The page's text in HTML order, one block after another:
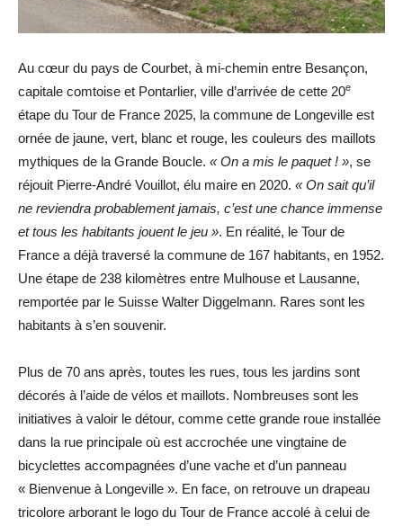
Au cœur du pays de Courbet, à mi-chemin entre Besançon,
capitale comtoise et Pontarlier, ville d’arrivée de cette 20e
étape du Tour de France 2025, la commune de Longeville est
ornée de jaune, vert, blanc et rouge, les couleurs des maillots
mythiques de la Grande Boucle. « On a mis le paquet ! », se
réjouit Pierre-André Vouillot, élu maire en 2020. « On sait qu’il
ne reviendra probablement jamais, c’est une chance immense
et tous les habitants jouent le jeu ». En réalité, le Tour de
France a déjà traversé la commune de 167 habitants, en 1952.
Une étape de 238 kilomètres entre Mulhouse et Lausanne,
remportée par le Suisse Walter Diggelmann. Rares sont les
habitants à s’en souvenir.
Plus de 70 ans après, toutes les rues, tous les jardins sont
décorés à l’aide de vélos et maillots. Nombreuses sont les
initiatives à valoir le détour, comme cette grande roue installée
dans la rue principale où est accrochée une vingtaine de
bicyclettes accompagnées d’une vache et d’un panneau
« Bienvenue à Longeville ». En face, on retrouve un drapeau
tricolore arborant le logo du Tour de France accolé à celui de